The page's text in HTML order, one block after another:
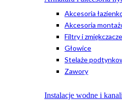
Akcesoria
Akcesoria
Filtry i
Głowice
Stelaże
Zawory
Instalacje wodne i